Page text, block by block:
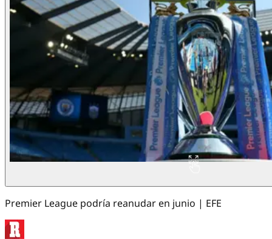
Premier League podría reanudar en junio | EFE